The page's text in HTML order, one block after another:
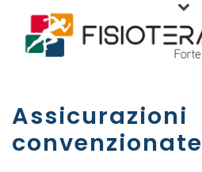
Assicurazioni
convenzionate